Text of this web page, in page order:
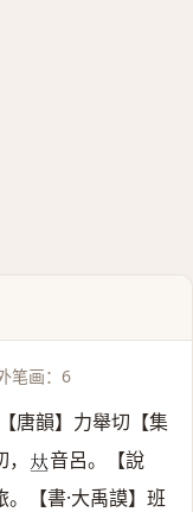
笔画：6
【唐韻】力舉切【集
𠀤音呂。【說
【書·大禹謨】班